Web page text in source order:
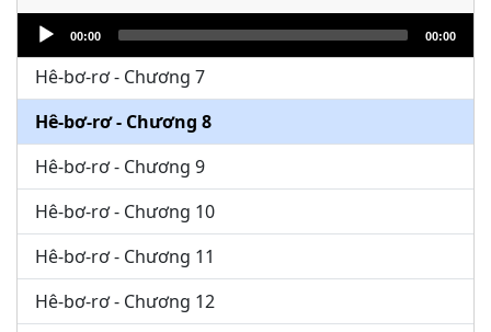
Audio
Player
00:00 00:00
Hê-bơ-rơ - Chương 6
Hê-bơ-rơ - Chương 7
Hê-bơ-rơ - Chương 8
Hê-bơ-rơ - Chương 9
Hê-bơ-rơ - Chương 10
Hê-bơ-rơ - Chương 11
Hê-bơ-rơ - Chương 12